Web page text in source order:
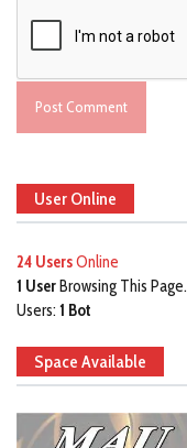
User Online
24 UsersOnline
1 UserBrowsing This Page.
Users: 1 Bot
Space Available